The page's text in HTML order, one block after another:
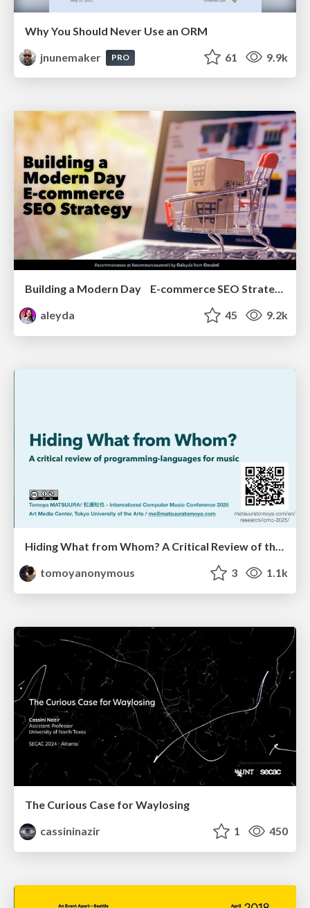
Why You Should Never Use an ORM
jnunemaker
PRO 61 9.9k
Building a Modern Day E-commerce SEO Strategy
aleyda
45 9.2k
Hiding What from Whom? A Critical Review of the History of Programming languages for Music
tomoyanonymous
3 1.1k
The Curious Case for Waylosing
cassininazir
1 450